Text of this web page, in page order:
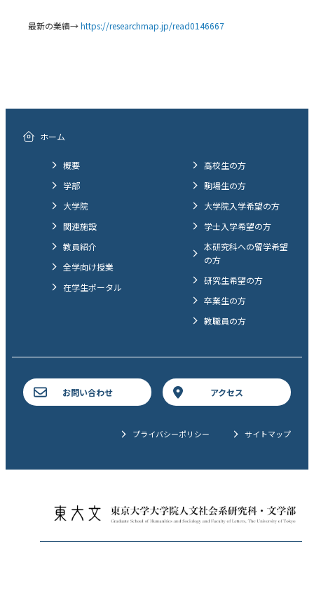
最新の業績→https://researchmap.jp/read0146667
ホーム
概要
学部
大学院
関連施設
教員紹介
全学向け授業
在学生ポータル
高校生の方
駒場生の方
大学院入学希望の方
学士入学希望の方
本研究科への留学希望
の方
研究生希望の方
卒業生の方
教職員の方
お問い合わせ アクセス
プライバシーポリシー サイトマップ